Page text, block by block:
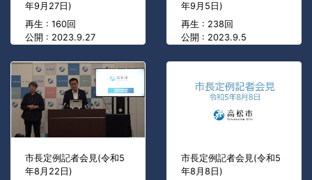
年9月27日)
再生 : 160回
公開 : 2023.9.27
年9月5日)
再生 : 238回
公開 : 2023.9.5
市長定例記者会見(令和5
年8月22日)
市長定例記者会見(令和5
年8月8日)